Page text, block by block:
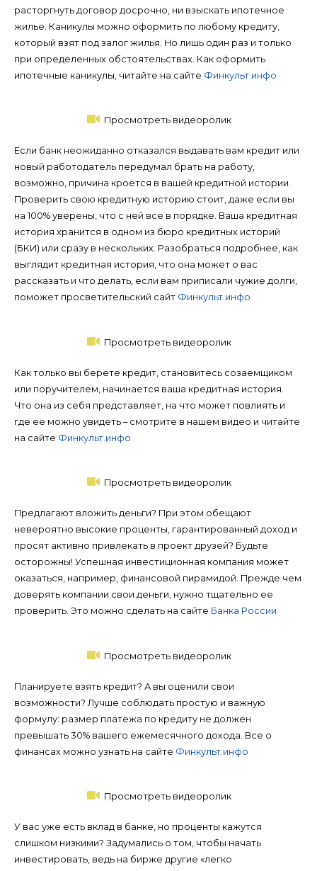
расторгнуть договор досрочно, ни взыскать ипотечное
жилье. Каникулы можно оформить по любому кредиту,
который взят под залог жилья. Но лишь один раз и только
при определенных обстоятельствах. Как оформить
ипотечные каникулы, читайте на сайте Финкульт.инфо
Просмотреть видеоролик
Если банк неожиданно отказался выдавать вам кредит или
новый работодатель передумал брать на работу,
возможно, причина кроется в вашей кредитной истории.
Проверить свою кредитную историю стоит, даже если вы
на 100% уверены, что с ней все в порядке. Ваша кредитная
история хранится в одном из бюро кредитных историй
(БКИ) или сразу в нескольких. Разобраться подробнее, как
выглядит кредитная история, что она может о вас
рассказать и что делать, если вам приписали чужие долги,
поможет просветительский сайт Финкульт.инфо
Просмотреть видеоролик
Как только вы берете кредит, становитесь созаемщиком
или поручителем, начинается ваша кредитная история.
Что она из себя представляет, на что может повлиять и
где ее можно увидеть – смотрите в нашем видео и читайте
на сайте Финкульт.инфо
Просмотреть видеоролик
Предлагают вложить деньги? При этом обещают
невероятно высокие проценты, гарантированный доход и
просят активно привлекать в проект друзей? Будьте
осторожны! Успешная инвестиционная компания может
оказаться, например, финансовой пирамидой. Прежде чем
доверять компании свои деньги, нужно тщательно ее
проверить. Это можно сделать на сайте Банка России
Просмотреть видеоролик
Планируете взять кредит? А вы оценили свои
возможности? Лучше соблюдать простую и важную
формулу: размер платежа по кредиту не должен
превышать 30% вашего ежемесячного дохода. Все о
финансах можно узнать на сайте Финкульт.инфо
Просмотреть видеоролик
У вас уже есть вклад в банке, но проценты кажутся
слишком низкими? Задумались о том, чтобы начать
инвестировать, ведь на бирже другие «легко